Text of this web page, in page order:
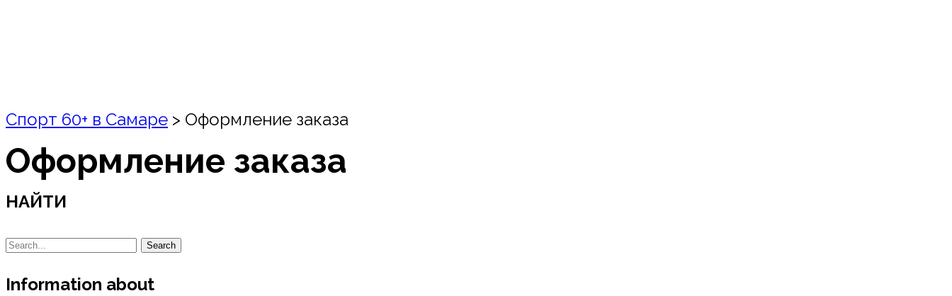
Спорт 60+ в Самаре > Оформление заказа
Оформление заказа
НАЙТИ
Search
Information about